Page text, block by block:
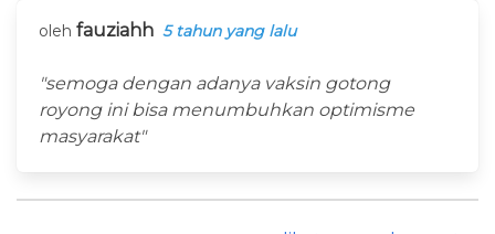
oleh fauziahh 5 tahun yang lalu
"semoga dengan adanya vaksin gotong
royong ini bisa menumbuhkan optimisme
masyarakat"